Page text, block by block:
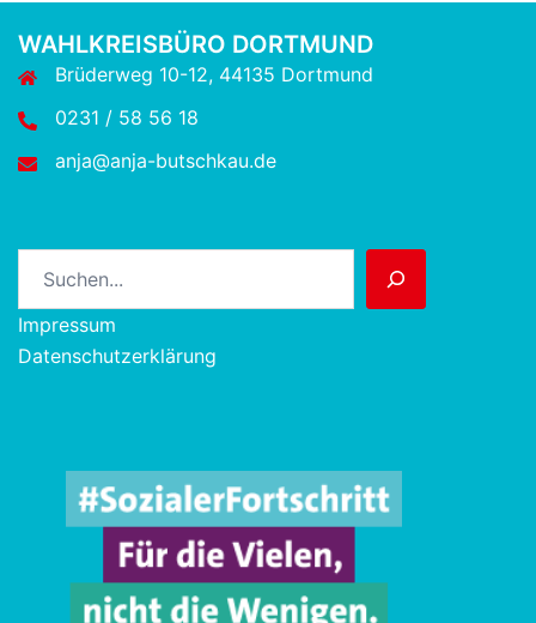
WAHLKREISBÜRO DORTMUND
Brüderweg 10-12, 44135 Dortmund
0231 / 58 56 18
anja@anja-butschkau.de
Impressum
Datenschutzerklärung